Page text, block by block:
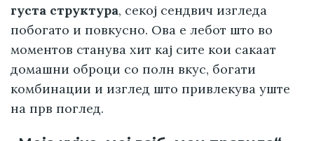
густа структура, секој сендвич изгледа
побогато и повкусно. Ова е лебот што во
моментов станува хит кај сите кои сакаат
домашни оброци со полн вкус, богати
комбинации и изглед што привлекува уште
на прв поглед.